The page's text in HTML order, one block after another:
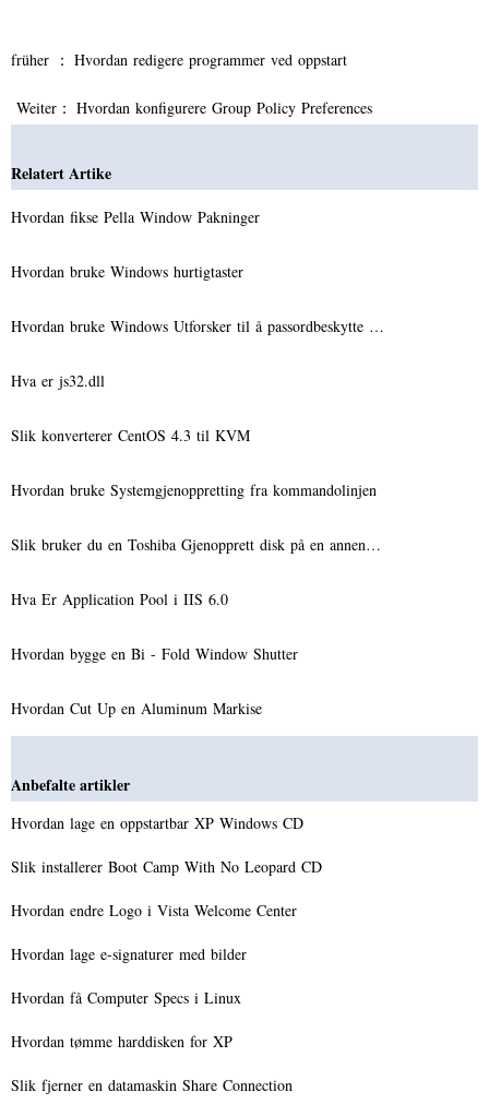
früher ： Hvordan redigere programmer ved oppstart
Weiter： Hvordan konfigurere Group Policy Preferences
Relatert Artike
Hvordan fikse Pella Window Pakninger
Hvordan bruke Windows hurtigtaster
Hvordan bruke Windows Utforsker til å passordbeskytte …
Hva er js32.dll
Slik konverterer CentOS 4.3 til KVM
Hvordan bruke Systemgjenoppretting fra kommandolinjen
Slik bruker du en Toshiba Gjenopprett disk på en annen…
Hva Er Application Pool i IIS 6.0
Hvordan bygge en Bi - Fold Window Shutter
Hvordan Cut Up en Aluminum Markise
Anbefalte artikler
Hvordan lage en oppstartbar XP Windows CD
Slik installerer Boot Camp With No Leopard CD
Hvordan endre Logo i Vista Welcome Center
Hvordan lage e-signaturer med bilder
Hvordan få Computer Specs i Linux
Hvordan tømme harddisken for XP
Slik fjerner en datamaskin Share Connection